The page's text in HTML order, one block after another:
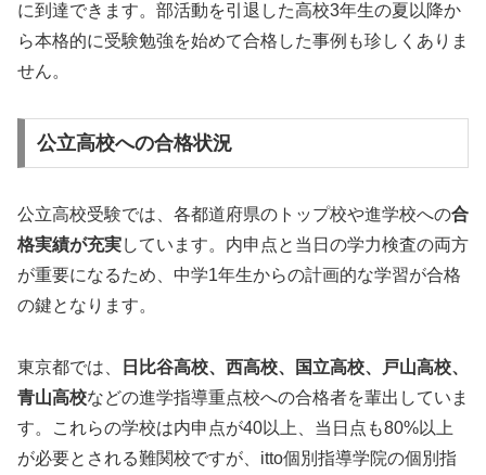
に到達できます。部活動を引退した高校3年生の夏以降か
ら本格的に受験勉強を始めて合格した事例も珍しくありま
せん。
公立高校への合格状況
公立高校受験では、各都道府県のトップ校や進学校への合
格実績が充実しています。内申点と当日の学力検査の両方
が重要になるため、中学1年生からの計画的な学習が合格
の鍵となります。
東京都では、
日比谷高校、西高校、国立高校、戸山高校、
青山高校などの進学指導重点校への合格者を輩出していま
す。これらの学校は内申点が40以上、当日点も80%以上
が必要とされる難関校ですが、itto個別指導学院の個別指